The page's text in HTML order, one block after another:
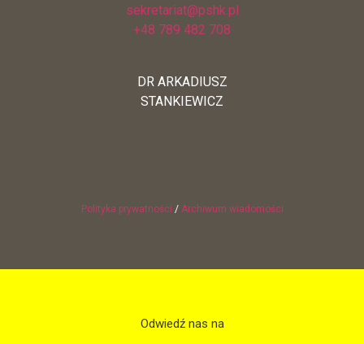
sekretariat@pshk.pl
+48 789 482 708
DR ARKADIUSZ
STANKIEWICZ
Polityka prywatności / Archiwum wiadomości
Odwiedź nas na